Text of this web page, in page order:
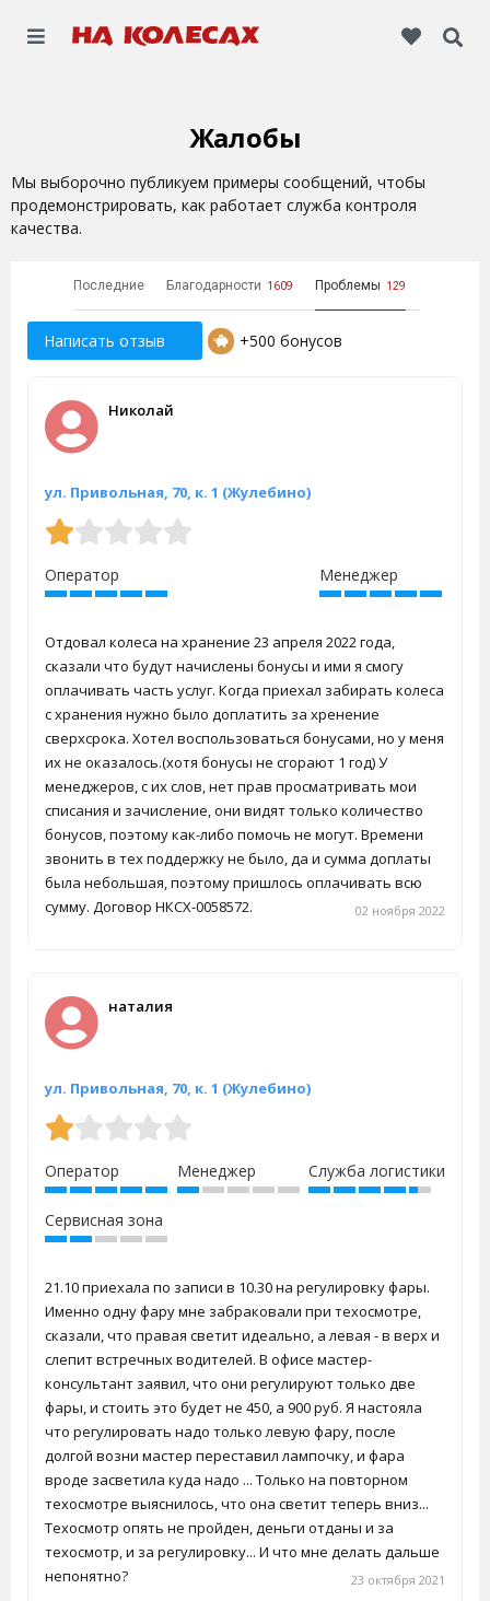
Жалобы
Мы выборочно публикуем примеры сообщений, чтобы
продемонстрировать, как работает служба контроля
качества.
Последние Благодарности 1609 Проблемы 129
Николай
ул. Привольная, 70, к. 1 (Жулебино)
02 ноября 2022
Оператор Менеджер
Отдовал колеса на хранение 23 апреля 2022 года,
сказали что будут начислены бонусы и ими я смогу
оплачивать часть услуг. Когда приехал забирать колеса
с хранения нужно было доплатить за хренение
сверхсрока. Хотел воспользоваться бонусами, но у меня
их не оказалось.(хотя бонусы не сгорают 1 год) У
менеджеров, с их слов, нет прав просматривать мои
списания и зачисление, они видят только количество
бонусов, поэтому как-либо помочь не могут. Времени
звонить в тех поддержку не было, да и сумма доплаты
была небольшая, поэтому пришлось оплачивать всю
сумму. Договор НКСХ-0058572.
наталия
ул. Привольная, 70, к. 1 (Жулебино)
23 октября 2021
Оператор Менеджер Служба логистики
Сервисная зона
21.10 приехала по записи в 10.30 на регулировку фары.
Именно одну фару мне забраковали при техосмотре,
сказали, что правая светит идеально, а левая - в верх и
слепит встречных водителей. В офисе мастер-
консультант заявил, что они регулируют только две
фары, и стоить это будет не 450, а 900 руб. Я настояла
что регулировать надо только левую фару, после
долгой возни мастер переставил лампочку, и фара
вроде засветила куда надо ... Только на повторном
техосмотре выяснилось, что она светит теперь вниз...
Техосмотр опять не пройден, деньги отданы и за
техосмотр, и за регулировку... И что мне делать дальше
непонятно?
Написать отзыв +500 бонусов